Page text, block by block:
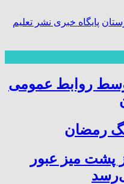
پایگاه خبری نشر تعلیم
روابط عمومی
رمضان
پشت میز عبور